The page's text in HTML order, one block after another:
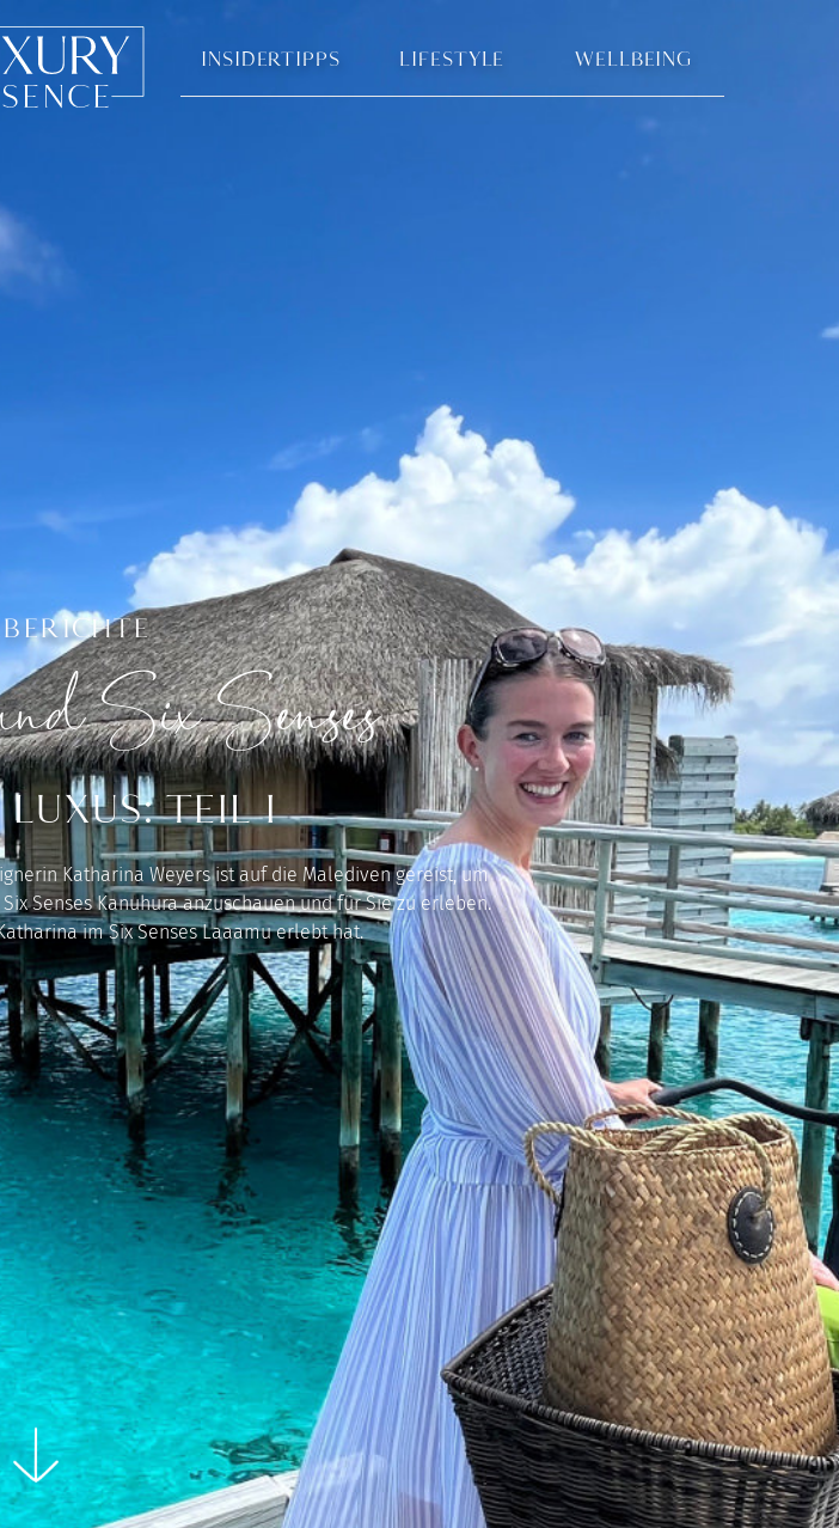
INSIDERTIPPS LIFESTYLE WELLBEING
Six Senses
LUXUS: TEIL I
Katharina Weyers ist auf die Malediven gereist, um
Senses Kanuhura anzuschauen und für Sie zu erleben.
im Six Senses Laaamu erlebt hat.